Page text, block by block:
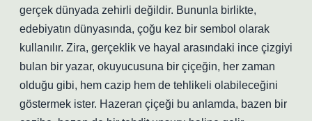
gerçek dünyada zehirli değildir. Bununla birlikte,
edebiyatın dünyasında, çoğu kez bir sembol olarak
kullanılır. Zira, gerçeklik ve hayal arasındaki ince çizgiyi
bulan bir yazar, okuyucusuna bir çiçeğin, her zaman
olduğu gibi, hem cazip hem de tehlikeli olabileceğini
göstermek ister. Hazeran çiçeği bu anlamda, bazen bir